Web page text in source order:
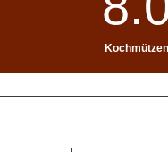
Kochmützen